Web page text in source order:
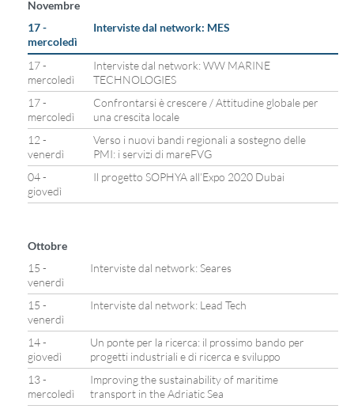
Novembre
17 -
mercoledì
Interviste dal network: MES
17 -
mercoledì
Interviste dal network: WW MARINE
TECHNOLOGIES
17 -
mercoledì
Confrontarsi è crescere / Attitudine globale per
una crescita locale
12 -
venerdì
Verso i nuovi bandi regionali a sostegno delle
PMI: i servizi di mareFVG
04 -
giovedì
Il progetto SOPHYA all’Expo 2020 Dubai
Ottobre
15 -
venerdì
Interviste dal network: Seares
15 -
venerdì
Interviste dal network: Lead Tech
14 -
giovedì
Un ponte per la ricerca: il prossimo bando per
progetti industriali e di ricerca e sviluppo
13 -
mercoledì
Improving the sustainability of maritime
transport in the Adriatic Sea